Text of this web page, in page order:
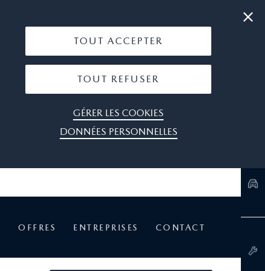
TOUT ACCEPTER
TOUT REFUSER
GÉRER LES COOKIES
DONNÉES PERSONNELLES
OFFRES ENTREPRISES CONTACT